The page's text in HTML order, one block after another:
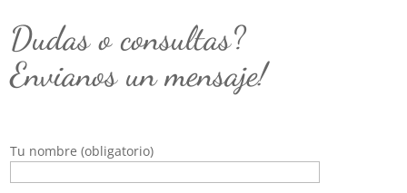
Dudas o consultas?
Envianos un mensaje!
Tu nombre (obligatorio)